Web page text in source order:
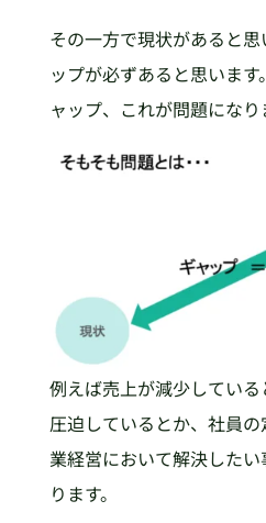
その一方で現状があると
ップが必ずあると思いま
ャップ、これが問題になり
例えば売上が減少してい
圧迫しているとか、社員
業経営において解決した
ります。